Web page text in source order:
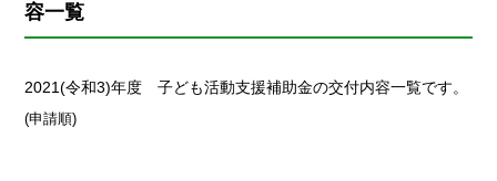
容一覧
2021(令和3)年度 子ども活動支援補助金の交付内容一覧です。
(申請順)